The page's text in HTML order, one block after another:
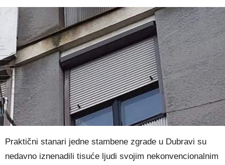
Praktični stanari jedne stambene zgrade u Dubravi su
nedavno iznenadili tisuće ljudi svojim nekonvencionalnim